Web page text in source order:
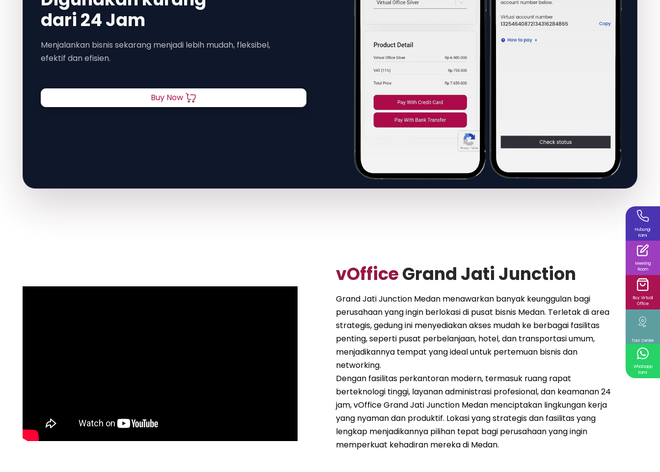
dari 24 Jam
Menjalankan bisnis sekarang menjadi lebih mudah, fleksibel,
efektif dan efisien.
Buy Now
vOfficeGrand Jati Junction
Grand Jati Junction Medan menawarkan banyak keunggulan bagi
perusahaan yang ingin berlokasi di pusat bisnis Medan. Terletak di area
strategis, gedung ini menyediakan akses mudah ke berbagai fasilitas
penting, seperti pusat perbelanjaan, hotel, dan transportasi umum,
menjadikannya tempat yang ideal untuk pertemuan bisnis dan
networking.
Dengan fasilitas perkantoran modern, termasuk ruang rapat
berteknologi tinggi, layanan administrasi profesional, dan keamanan 24
jam, vOffice Grand Jati Junction Medan menciptakan lingkungan kerja
yang nyaman dan produktif. Lokasi yang strategis dan fasilitas yang
lengkap menjadikannya pilihan tepat bagi perusahaan yang ingin
memperkuat kehadiran mereka di Medan.
Hubungi
Kami
Meeting
Room
Buy Virtual
Office
Tour Center
Whatsapp
Kami